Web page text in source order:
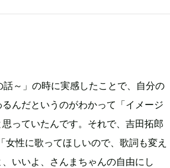
～」の時に実感したことで、自分の
んだというのがわかって「イメージ
っていたんです。それで、吉田拓郎
性に歌ってほしいので、歌詞も変え
いいよ、さんまちゃんの自由にし